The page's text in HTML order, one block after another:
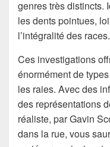
genres très distincts.
les dents pointues,
l’intégralité des races.
Ces investigations
énormément de
les raies. Avec des
des représentations
réaliste, par Gavin
dans la rue, vous